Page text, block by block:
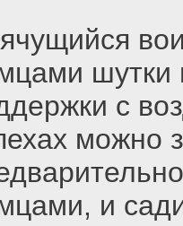
шутки
с
можно
и